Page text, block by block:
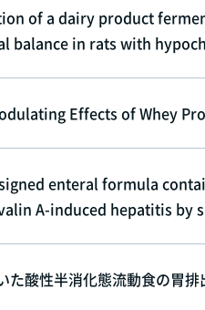
of a dairy product
balance in rats with
Effects of Whey
enteral formula
A-induced hepatitis by
た酸性半消化態流動食の胃排